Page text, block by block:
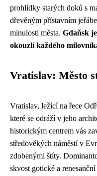
prohlídky starých doků s
dřevěným přístavním
minulosti města. Gdaňsk
okouzlí každého
Vratislav: Město
Vratislav, ležící na řece
které se odráží v jeho
historickým centrem vás
středověkých náměstí v
zdobenými štíty.
skvost gotické a